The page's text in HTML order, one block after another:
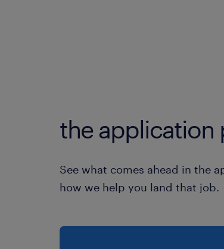
the application
See what comes ahead in the
how we help you land that job.